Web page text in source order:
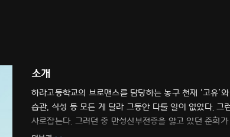
소개
하라고등학교의 브로맨스를 담당하는 농구 천재 ‘고유’
습관, 식성 등 모든 게 달라 그동안 다툴 일이 없었다. 그
사로잡는다. 그러던 중 만성신부전증을 앓고 있던 준희